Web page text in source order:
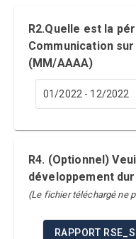
R2.Quelle est la
Communication
(MM/AAAA)
01/2022 - 12/2022
R4. (Optionnel)
développement
(Le fichier téléchargé ne
RAPPORT